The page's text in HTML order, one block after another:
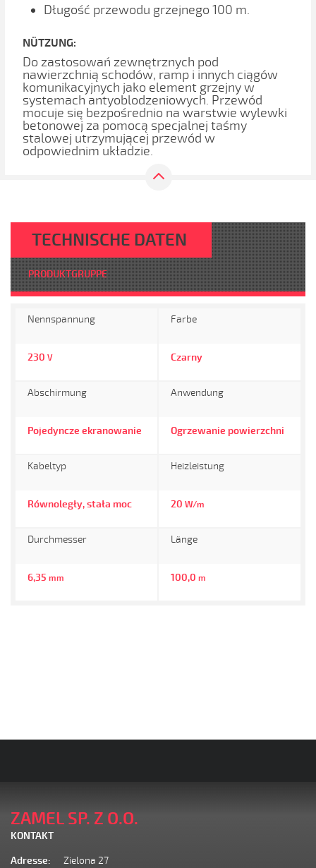
Długość przewodu grzejnego 100 m.
NÜTZUNG:
Do zastosowań zewnętrznych pod
nawierzchnią schodów, ramp i innych ciągów
komunikacyjnych jako element grzejny w
systemach antyoblodzeniowych. Przewód
mocuje się bezpośrednio na warstwie wylewki
betonowej za pomocą specjalnej taśmy
stalowej utrzymującej przewód w
odpowiednim układzie.
TECHNISCHE DATEN
PRODUKTGRUPPE
Nennspannung
230 V
Farbe
Czarny
Abschirmung
Pojedyncze ekranowanie
Anwendung
Ogrzewanie powierzchni
Kabeltyp
Równoległy, stała moc
Heizleistung
20 W/m
Durchmesser
6,35 mm
Länge
100,0 m
ZAMEL SP. Z O.O.
KONTAKT
Adresse:
Zielona 27